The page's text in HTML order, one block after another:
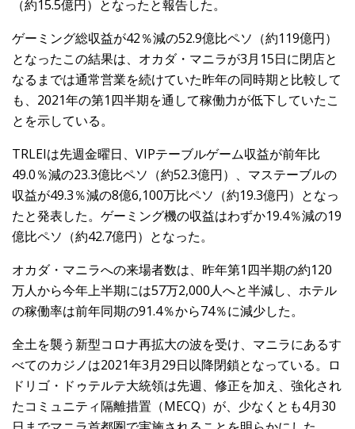
（約15.5億円）となったと報告した。
ゲーミング総収益が42％減の52.9億比ペソ（約119億円）
となったこの結果は、オカダ・マニラが3月15日に閉店と
なるまでは通常営業を続けていた昨年の同時期と比較して
も、2021年の第1四半期を通して稼働力が低下していたこ
とを示している。
TRLEIは先週金曜日、VIPテーブルゲーム収益が前年比
49.0％減の23.3億比ペソ（約52.3億円）、マステーブルの
収益が49.3％減の8億6,100万比ペソ（約19.3億円）となっ
たと発表した。ゲーミング機の収益はわずか19.4％減の19
億比ペソ（約42.7億円）となった。
オカダ・マニラへの来場者数は、昨年第1四半期の約120
万人から今年上半期には57万2,000人へと半減し、ホテル
の稼働率は前年同期の91.4％から74％に減少した。
全土を襲う新型コロナ再拡大の波を受け、マニラにあるす
べてのカジノは2021年3月29日以降閉鎖となっている。ロ
ドリゴ・ドゥテルテ大統領は先週、修正を加え、強化され
たコミュニティ隔離措置（MECQ）が、少なくとも4月30